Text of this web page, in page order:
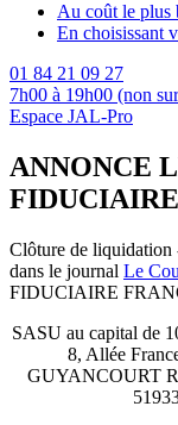
Au coût le plus
En choisissant
01 84 21 09 27
7h00 à 19h00 (non
Espace JAL-Pro
ANNONCE
Clôture de liquidation
dans le journal Le
FIDUCIAIRE
SASU au capital de
8, Allée
GUYANCOURT